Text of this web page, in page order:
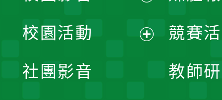
競賽
教師
開
校園活動
社團影音